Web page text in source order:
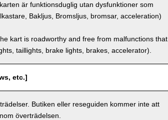
är funktionsduglig utan dysfunktioner som
Bakljus, Bromsljus, bromsar, acceleration)
kart is roadworthy and free from malfunctions that
taillights, brake lights, brakes, accelerator).
etc.]
Butiken eller reseguiden kommer inte att
överträdelsen.